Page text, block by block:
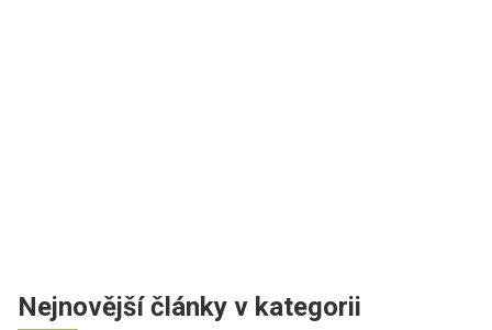
Nejnovější články v kategorii